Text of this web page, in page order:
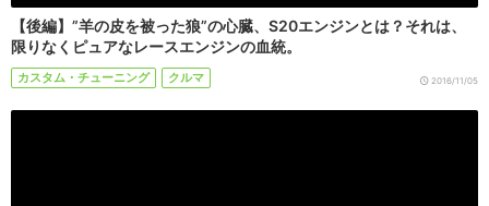
【後編】”羊の皮を被った狼”の心臓、S20エンジンとは？それは、
限りなくピュアなレースエンジンの血統。
カスタム・チューニング クルマ 2016/11/05